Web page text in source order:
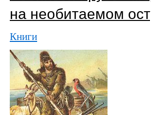
на необитаемом
Книги